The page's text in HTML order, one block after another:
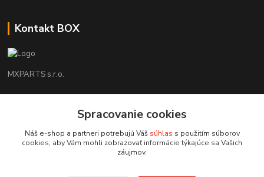
Kontakt BOX
MXPARTS s.r.o.
+421948260186
motokrossk@gmail.com
Spracovanie cookies
Náš e-shop a partneri potrebujú Váš súhlas s použitím súborov
cookies, aby Vám mohli zobrazovať informácie týkajúce sa Vašich
záujmov.